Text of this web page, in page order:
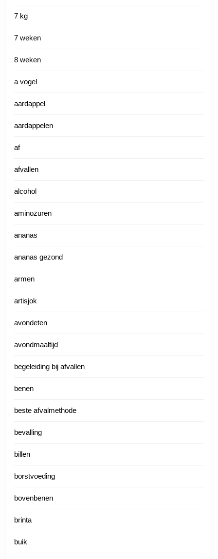
7 kg
7 weken
8 weken
a vogel
aardappel
aardappelen
af
afvallen
alcohol
aminozuren
ananas
ananas gezond
armen
artisjok
avondeten
avondmaaltijd
begeleiding bij afvallen
benen
beste afvalmethode
bevalling
billen
borstvoeding
bovenbenen
brinta
buik